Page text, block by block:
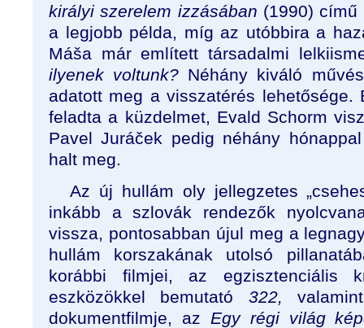
királyi szerelem izzásában (1990) című
a legjobb példa, míg az utóbbira a
Máša már említett társadalmi
ilyenek voltunk? Néhány kiváló
adatott meg a visszatérés lehetősége.
feladta a küzdelmet, Evald Schorm
Pavel Juráček pedig néhány
halt meg.
Az új hullám oly jellegzetes
inkább a szlovák rendezők
vissza, pontosabban újul meg a
hullám korszakának utolsó
korábbi filmjei, az egzisztenciális
eszközökkel bemutató 322,
dokumentfilmje, az Egy régi világ